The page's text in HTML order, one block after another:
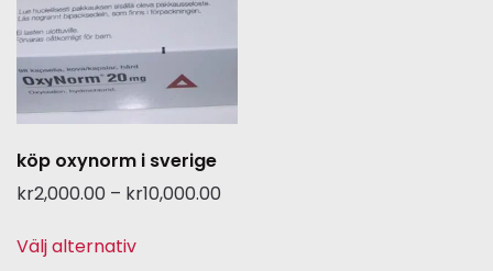
köp oxynorm i sverige
kr2,000.00 – kr10,000.00
Välj alternativ